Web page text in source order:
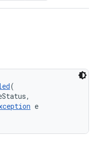
(
e